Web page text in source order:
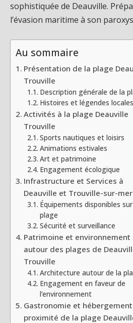
sophistiquée de Deauville.
l’évasion maritime à son
Au sommaire
Présentation de la plage
Trouville
Description générale de la
Histoires et légendes locales
Activités à la plage Deauville
Trouville
Sports nautiques et loisirs
Animations estivales
Art et patrimoine
Engagement écologique
Infrastructure et Services à
Deauville et Trouville-sur-mer
Équipements disponibles
plage
Sécurité et surveillance
Patrimoine et environnement
autour des plages de
Trouville
Architecture autour de la
Engagement en faveur de
l’environnement
Gastronomie et
proximité de la plage